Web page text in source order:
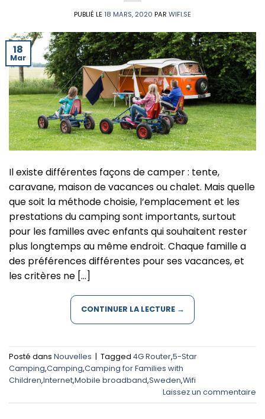
PUBLIÉ LE18 MARS, 2020 PAR WIFI.SE
18
Mar
Il existe différentes façons de camper : tente,
caravane, maison de vacances ou chalet. Mais quelle
que soit la méthode choisie, l’emplacement et les
prestations du camping sont importants, surtout
pour les familles avec enfants qui souhaitent rester
plus longtemps au même endroit. Chaque famille a
des préférences différentes pour ses vacances, et
les critères ne […]
CONTINUER LA LECTURE →
Posté dans Nouvelles | Tagged 4G Router,5-Star
Camping,Camping,Camping for Families with
Children,Internet,Mobile broadband,Sweden,Wifi
Laissez un commentaire